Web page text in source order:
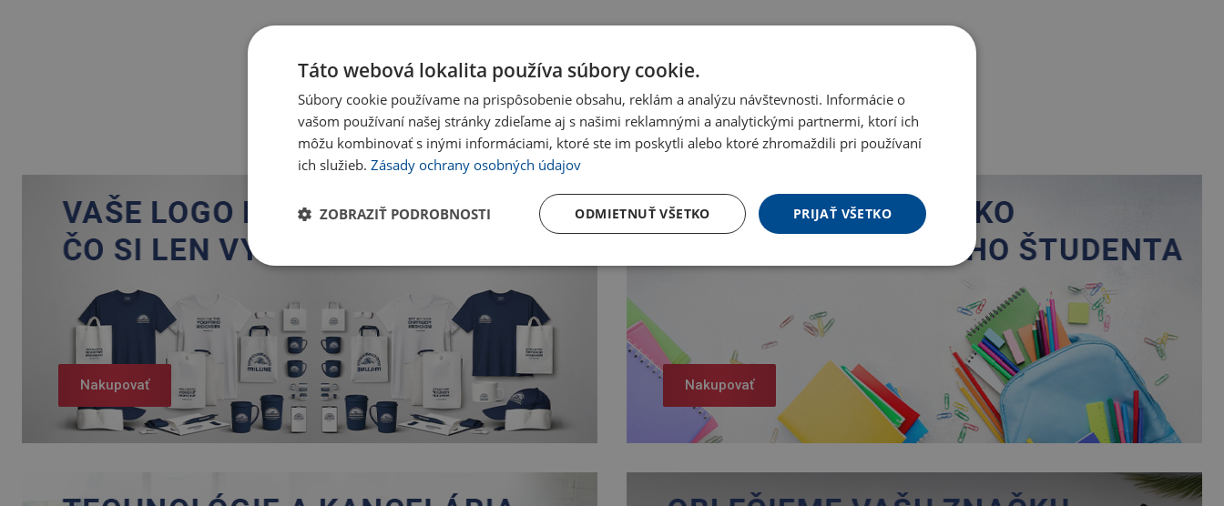
Nakupovať Nakupovať
Táto webová lokalita používa súbory cookie.
Súbory cookie používame na prispôsobenie obsahu, reklám a analýzu návštevnosti. Informácie o
vašom používaní našej stránky zdieľame aj s našimi reklamnými a analytickými partnermi, ktorí ich
môžu kombinovať s inými informáciami, ktoré ste im poskytli alebo ktoré zhromaždili pri používaní
ich služieb. Zásady ochrany osobných údajov
PRIJAŤ VŠETKO
ODMIETNUŤ VŠETKO
ZOBRAZIŤ PODROBNOSTI